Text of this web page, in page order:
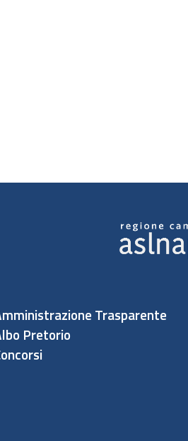
Trasparente
Pretorio